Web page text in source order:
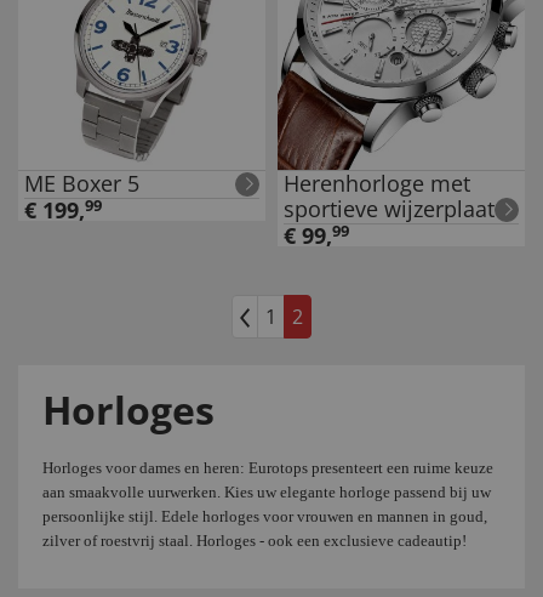
ME Boxer 5
€ 199,99
Herenhorloge met
sportieve wijzerplaat
€ 99,99
1 2
Horloges
Horloges voor dames en heren: Eurotops presenteert een ruime keuze
aan smaakvolle uurwerken. Kies uw elegante horloge passend bij uw
persoonlijke stijl. Edele horloges voor vrouwen en mannen in goud,
zilver of roestvrij staal. Horloges - ook een exclusieve cadeautip!